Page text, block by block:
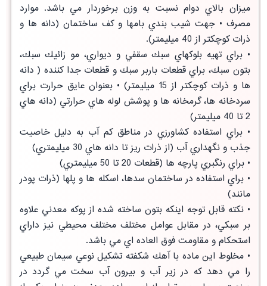
ميزان بالاي دوام نسبت به وزن برخوردار مي باشد. موارد
مصرف • جهت شيب بندي بامها و كف ساختمان (دانه ها و
ذرات كوچكتر از 40 ميليمتر).
• براي تهيه بلوكهاي سبك سقفي و ديواري، مو زائيك سبك،
بتون سبك، براي قطعات باربر سبك و قطعات جدا كننده ( دانه
ها و ذرات كوچكتر از 15 ميليمتر) • بعنوان عايق حرارت براي
سردخانه ها، گرمخانه ها و پوشش لوله هاي حرارتي (دانه هاي
2 تا 40 ميليمتر)
• براي استفاده كشاورزي در مناطق كم آب به دليل خاصيت
جذب و نگهداري آب (از ذرات ريز تا دانه هاي 30 ميليمتري)
• براي رنگبري پارچه ها (قطعات 20 تا 50 ميليمتري)
• براي استفاده در ساختمان سدها، اسكله ها و پلها (ذرات پودر
مانند)
• نكته قابل توجه اينكه بتون ساخته شده از پوكه معدني علاوه
بر سبكي، در مقابل عوامل مختلف مختلف محيطي نيز داراي
استحكام و مقاومت فوق العاده اي مي باشد.
• مخلوط اين ماده با آهك شكفته تشكيل نوعي سيمان طبيعي
را مي دهد كه در زير آب و بيرون آب سخت مي گردد در